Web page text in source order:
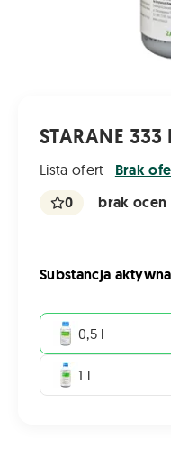
STARANE 333
Lista ofert Brak
0 brak ocen
Substancja aktywna
0,5 l
1 l